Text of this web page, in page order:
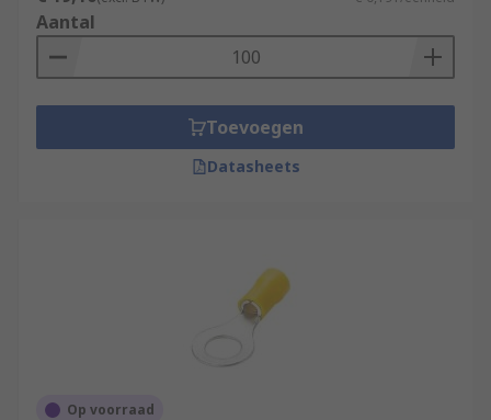
Aantal
Toevoegen
Datasheets
Op voorraad